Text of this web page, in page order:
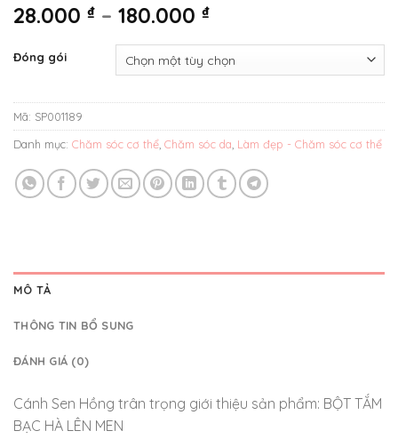
28.000 ₫ – 180.000 ₫
Đóng gói
Mã: SP001189
Danh mục: Chăm sóc cơ thể Chăm sóc da Làm đẹp - Chăm sóc cơ thể
MÔ TẢ
THÔNG TIN BỔ SUNG
ĐÁNH GIÁ (0)
Cánh Sen Hồng trân trọng giới thiệu sản phẩm: BỘT TẮM
BẠC HÀ LÊN MEN